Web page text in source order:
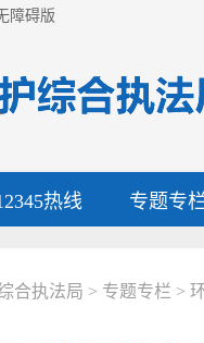
障碍版
热线 专题专
合执法局 > 专题专栏 >